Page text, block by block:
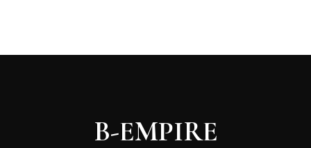
B-EMPIRE